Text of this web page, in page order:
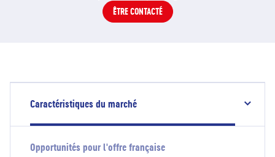
ÊTRE CONTACTÉ
Caractéristiques du marché
Opportunités pour l'offre française